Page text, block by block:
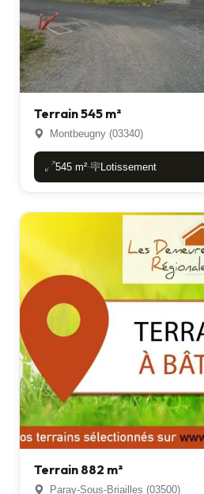
Terrain 545 m²
Montbeugny (03340)
545 m²- Lotissement
Terrain 882 m²
Paray-Sous-Briailles (03500)